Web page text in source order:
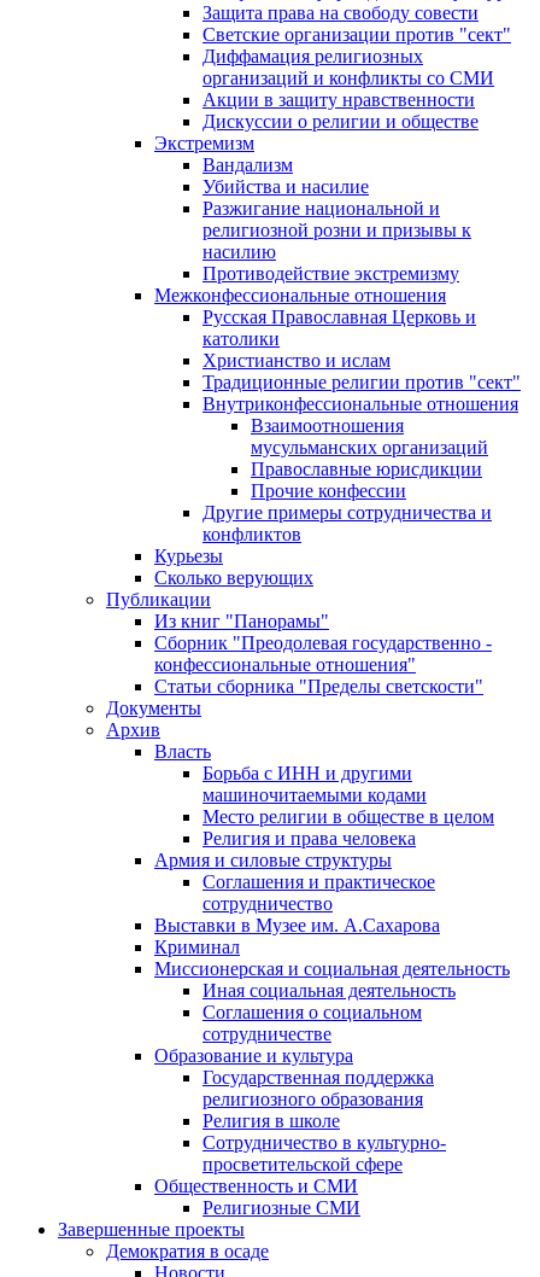
Защита права на свободу совести
Светские организации против "сект"
Диффамация религиозных
организаций и конфликты со СМИ
Акции в защиту нравственности
Дискуссии о религии и обществе
Экстремизм
Вандализм
Убийства и насилие
Разжигание национальной и
религиозной розни и призывы к
насилию
Противодействие экстремизму
Межконфессиональные отношения
Русская Православная Церковь и
католики
Христианство и ислам
Традиционные религии против "сект"
Внутриконфессиональные отношения
Взаимоотношения
мусульманских организаций
Православные юрисдикции
Прочие конфессии
Другие примеры сотрудничества и
конфликтов
Курьезы
Сколько верующих
Публикации
Из книг "Панорамы"
Сборник "Преодолевая государственно -
конфессиональные отношения"
Статьи сборника "Пределы светскости"
Документы
Архив
Власть
Борьба с ИНН и другими
машиночитаемыми кодами
Место религии в обществе в целом
Религия и права человека
Армия и силовые структуры
Соглашения и практическое
сотрудничество
Выставки в Музее им. А.Сахарова
Криминал
Миссионерская и социальная деятельность
Иная социальная деятельность
Соглашения о социальном
сотрудничестве
Образование и культура
Государственная поддержка
религиозного образования
Религия в школе
Сотрудничество в культурно-
просветительской сфере
Общественность и СМИ
Религиозные СМИ
Завершенные проекты
Демократия в осаде
Новости